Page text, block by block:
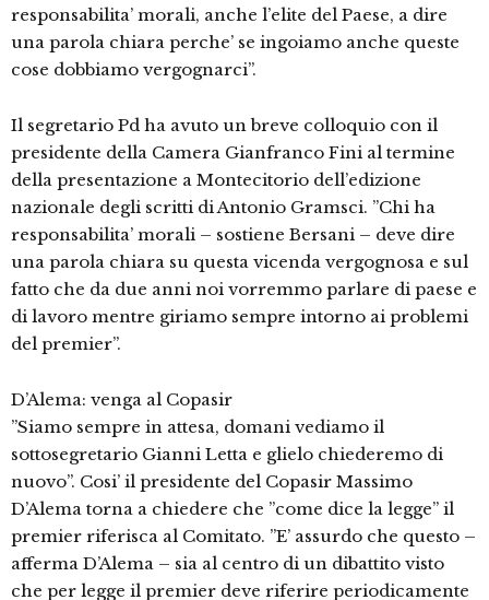
responsabilita’ morali, anche l’elite del Paese, a dire
una parola chiara perche’ se ingoiamo anche queste
cose dobbiamo vergognarci”.
Il segretario Pd ha avuto un breve colloquio con il
presidente della Camera Gianfranco Fini al termine
della presentazione a Montecitorio dell’edizione
nazionale degli scritti di Antonio Gramsci. ”Chi ha
responsabilita’ morali – sostiene Bersani – deve dire
una parola chiara su questa vicenda vergognosa e sul
fatto che da due anni noi vorremmo parlare di paese e
di lavoro mentre giriamo sempre intorno ai problemi
del premier”.
D’Alema: venga al Copasir
”Siamo sempre in attesa, domani vediamo il
sottosegretario Gianni Letta e glielo chiederemo di
nuovo”. Cosi’ il presidente del Copasir Massimo
D’Alema torna a chiedere che ”come dice la legge” il
premier riferisca al Comitato. ”E’ assurdo che questo –
afferma D’Alema – sia al centro di un dibattito visto
che per legge il premier deve riferire periodicamente